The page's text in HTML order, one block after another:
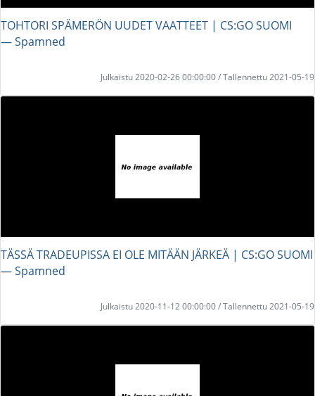
TOHTORI SPÄMERÖN UUDET VAATTEET | CS:GO SUOMI
― Spamned
Julkaistu 2020-02-26 00:00:00 / Tallennettu 2021-05-19
TÄSSÄ TRADEUPISSA EI OLE MITÄÄN JÄRKEÄ | CS:GO SUOMI
― Spamned
Julkaistu 2020-11-12 00:00:00 / Tallennettu 2021-05-19